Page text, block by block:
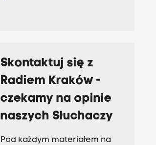
Skontaktuj się z
Radiem Kraków -
czekamy na opinie
naszych Słuchaczy
Pod każdym materiałem na